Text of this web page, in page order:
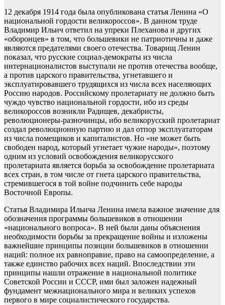
12 декабря 1914 года была опубликована статья Ленина «О
национальной гордости великороссов». В данном труде
Владимир Ильич ответил на упреки Плеханова и других
«оборонцев» в том, что большевики не патриотичны и даже
являются предателями своего отечества. Товарищ Ленин
показал, что русские социал-демократы из числа
интернационалистов выступали не против отечества вообще,
а против царского правительства, угнетавшего и
эксплуатировавшего трудящихся из числа всех населяющих
Россию народов. Российскому пролетариату не должно быть
чуждо чувство национальной гордости, ибо из среды
великороссов возникли Радищев, декабристы,
революционеры-разночинцы, ибо великорусский пролетариат
создал революционную партию и дал отпор эксплуататорам
из числа помещиков и капиталистов. Но «не может быть
свободен народ, который угнетает чужие народы», поэтому
одним из условий освобождения великорусского
пролетариата является борьба за освобождение пролетариата
всех стран, в том числе от гнета царского правительства,
стремившегося в той войне подчинить себе народы
Восточной Европы.
Статья Владимира Ильича Ленина имела важное значение для
обозначения программы большевиков в отношении
«национального вопроса». В ней были даны объяснения
необходимости борьбы за прекращение войны и изложены
важнейшие принципы позиции большевиков в отношении
наций: полное их равноправие, право на самоопределение, а
также единство рабочих всех наций. Впоследствии эти
принципы нашли отражение в национальной политике
Советской России и СССР, ими был заложен надежный
фундамент межнационального мира и великих успехов
первого в мире социалистического государства.